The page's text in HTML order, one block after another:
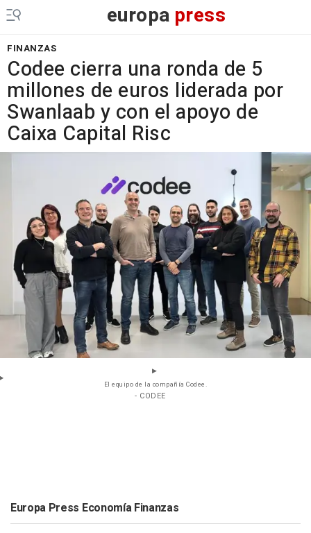
europa press
FINANZAS
Codee cierra una ronda de 5
millones de euros liderada por
Swanlaab y con el apoyo de
Caixa Capital Risc
El equipo de la compañía Codee.
- CODEE
Europa Press Economía Finanzas